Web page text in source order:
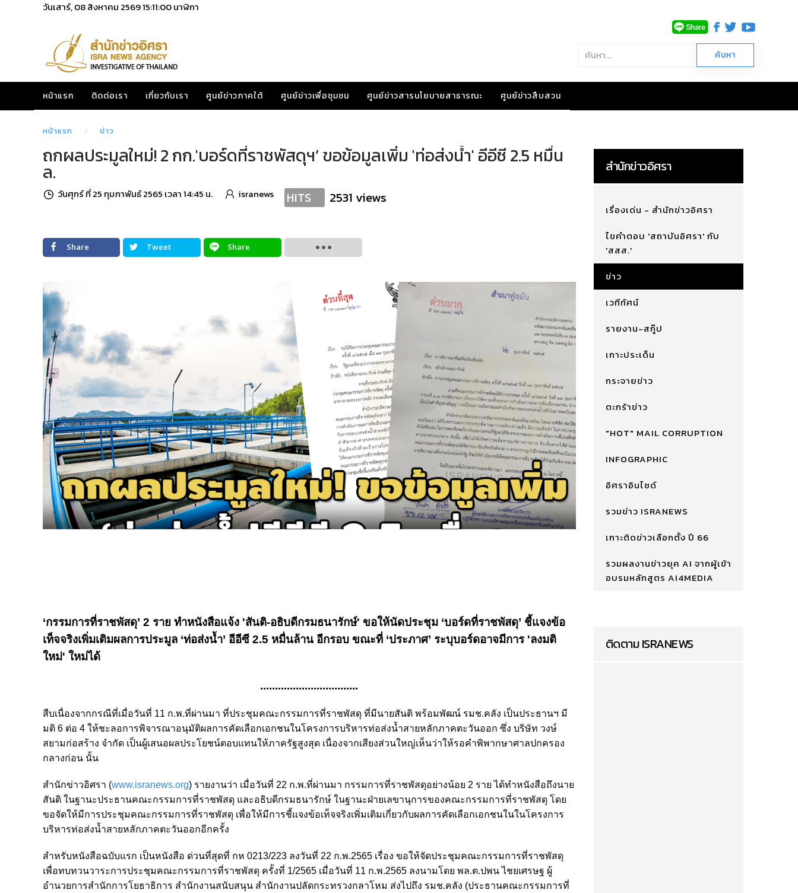
วันเสาร์, 08 สิงหาคม 256915:11:02นาฬิกา
หน้าแรก ติดต่อเรา เกี่ยวกับเรา ศูนย์ข่าวภาคใต้ ศูนย์ข่าวเพื่อชุมชน ศูนย์ข่าวสารนโยบายสาธารณะ ศูนย์ข่าวสืบสวน
หน้าแรก ข่าว
ถกผลประมูลใหม่! 2 กก.'บอร์ดที่ราชพัสดุฯ’ ขอข้อมูลเพิ่ม 'ท่อส่งน้ำ' อีอีซี 2.5 หมื่น
ล.
วันศุกร์ ที่ 25 กุมภาพันธ์ 2565 เวลา 14:45 น. isranews HITS 2531 views
Share Tweet Share
‘กรรมการที่ราชพัสดุ’ 2 ราย ทำหนังสือแจ้ง 'สันติ-อธิบดีกรมธนารักษ์' ขอให้นัดประชุม ‘บอร์ดที่ราชพัสดุ’ ชี้แจงข้อ
เท็จจริงเพิ่มเติมผลการประมูล ‘ท่อส่งน้ำ’ อีอีซี 2.5 หมื่นล้าน อีกรอบ ขณะที่ ‘ประภาศ’ ระบุบอร์ดอาจมีการ 'ลงมติ
ใหม่' ใหม่ได้
.................................
สืบเนื่องจากกรณีที่เมื่อวันที่ 11 ก.พ.ที่ผ่านมา ที่ประชุมคณะกรรมการที่ราชพัสดุ ที่มีนายสันติ พร้อมพัฒน์ รมช.คลัง เป็นประธานฯ มี
มติ 6 ต่อ 4 ให้ชะลอการพิจารณาอนุมัติผลการคัดเลือกเอกชนในโครงการบริหารท่อส่งน้ำสายหลักภาคตะวันออก ซึ่ง บริษัท วงษ์
สยามก่อสร้าง จำกัด เป็นผู้เสนอผลประโยชน์ตอบแทนให้ภาครัฐสูงสุด เนื่องจากเสียงส่วนใหญ่เห็นว่าให้รอคำพิพากษาศาลปกครอง
กลางก่อน นั้น
สำนักข่าวอิศรา (www.isranews.org) รายงานว่า เมื่อวันที่ 22 ก.พ.ที่ผ่านมา กรรมการที่ราชพัสดุอย่างน้อย 2 ราย ได้ทำหนังสือถึงนาย
สันติ ในฐานะประธานคณะกรรมการที่ราชพัสดุ และอธิบดีกรมธนารักษ์ ในฐานะฝ่ายเลขานุการของคณะกรรมการที่ราชพัสดุ โดย
ขอจัดให้มีการประชุมคณะกรรมการที่ราชพัสดุ เพื่อให้มีการชี้แจงข้อเท็จจริงเพิ่มเติมเกี่ยวกับผลการคัดเลือกเอกชนในในโครงการ
บริหารท่อส่งน้ำสายหลักภาคตะวันออกอีกครั้ง
สำหรับหนังสือฉบับแรก เป็นหนังสือ ด่วนที่สุดที่ กห 0213/223 ลงวันที่ 22 ก.พ.2565 เรื่อง ขอให้จัดประชุมคณะกรรมการที่ราชพัสดุ
เพื่อทบทวนวาระการประชุมคณะกรรมการที่ราชพัสดุ ครั้งที่ 1/2565 เมื่อวันที่ 11 ก.พ.2565 ลงนามโดย พล.ต.ปพน ไชยเศรษฐ ผู้
อำนวยการสำนักการโยธาธิการ สำนักงานสนับสนุน สำนักงานปลัดกระทรวงกลาโหม ส่งไปถึง รมช.คลัง (ประธานคณะกรรมการที่
สำนักข่าวอิศรา
เรื่องเด่น - สำนักข่าวอิศรา
ไขคำตอบ 'สถาบันอิศรา' กับ
'สสส.'
ข่าว
เวทีทัศน์
รายงาน-สกู๊ป
เกาะประเด็น
กระจายข่าว
ตะกร้าข่าว
"HOT" MAIL CORRUPTION
INFOGRAPHIC
อิศราอินไซด์
รวมข่าว ISRANEWS
เกาะติดข่าวเลือกตั้ง ปี 66
รวมผลงานข่าวยุค AI จากผู้เข้า
อบรมหลักสูตร AI4MEDIA
ติดตาม ISRANEWS